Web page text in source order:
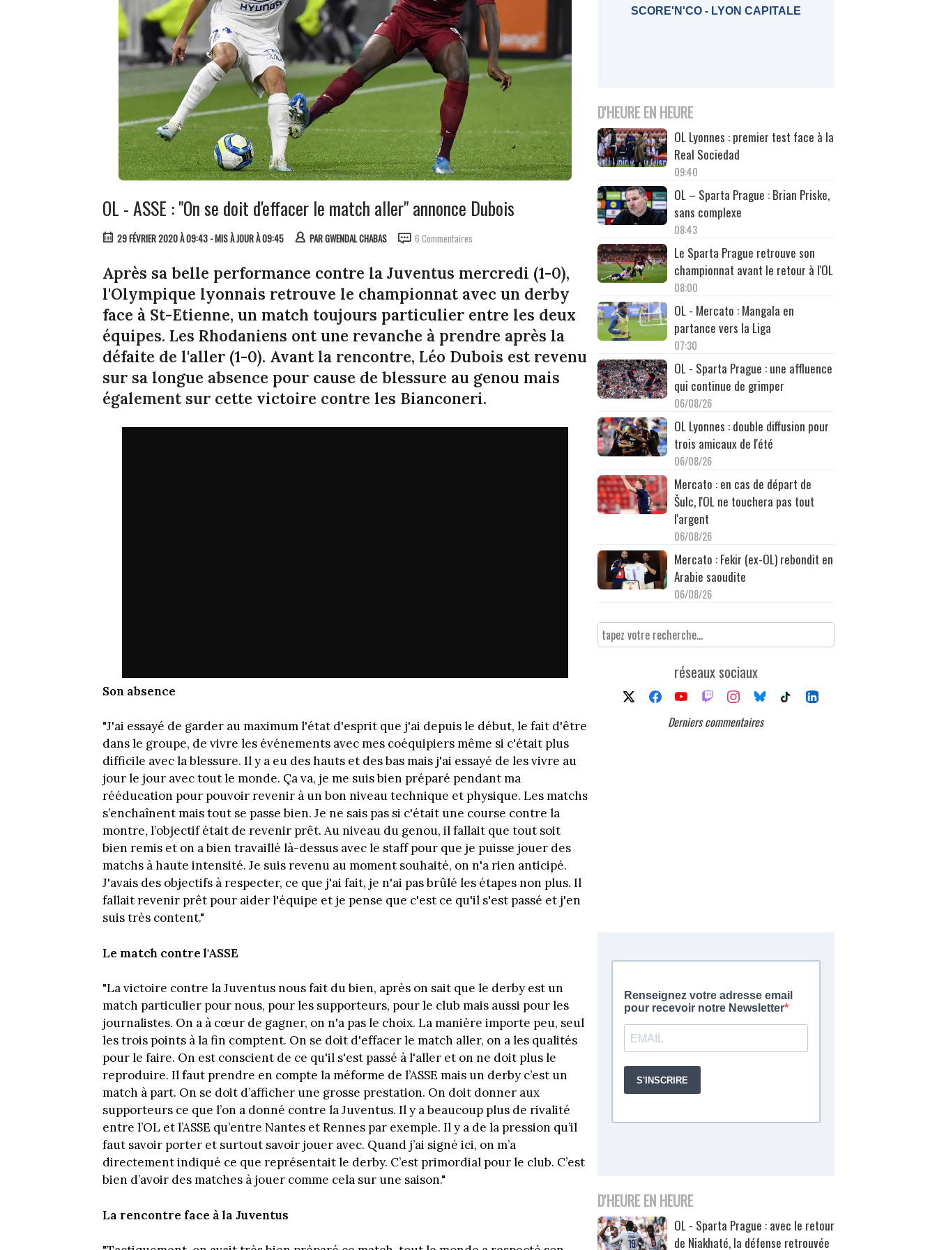
OL - ASSE : "On se doit d'effacer le match aller" annonce Dubois
29 FÉVRIER 2020 À 09:43 - MIS À JOUR À 09:45 PARGWENDAL CHABAS 6 Commentaires
Après sa belle performance contre la Juventus mercredi (1-0),
l'Olympique lyonnais retrouve le championnat avec un derby
face à St-Etienne, un match toujours particulier entre les deux
équipes. Les Rhodaniens ont une revanche à prendre après la
défaite de l'aller (1-0). Avant la rencontre, Léo Dubois est revenu
sur sa longue absence pour cause de blessure au genou mais
également sur cette victoire contre les Bianconeri.
Son absence
"J'ai essayé de garder au maximum l'état d'esprit que j'ai depuis le début, le fait d'être
dans le groupe, de vivre les événements avec mes coéquipiers même si c'était plus
difficile avec la blessure. Il y a eu des hauts et des bas mais j'ai essayé de les vivre au
jour le jour avec tout le monde. Ça va, je me suis bien préparé pendant ma
rééducation pour pouvoir revenir à un bon niveau technique et physique. Les matchs
s’enchaînent mais tout se passe bien. Je ne sais pas si c'était une course contre la
montre, l’objectif était de revenir prêt. Au niveau du genou, il fallait que tout soit
bien remis et on a bien travaillé là-dessus avec le staff pour que je puisse jouer des
matchs à haute intensité. Je suis revenu au moment souhaité, on n'a rien anticipé.
J'avais des objectifs à respecter, ce que j'ai fait, je n'ai pas brûlé les étapes non plus. Il
fallait revenir prêt pour aider l'équipe et je pense que c'est ce qu'il s'est passé et j'en
suis très content."
Le match contre l'ASSE
"La victoire contre la Juventus nous fait du bien, après on sait que le derby est un
match particulier pour nous, pour les supporteurs, pour le club mais aussi pour les
journalistes. On a à cœur de gagner, on n'a pas le choix. La manière importe peu, seul
les trois points à la fin comptent. On se doit d'effacer le match aller, on a les qualités
pour le faire. On est conscient de ce qu'il s'est passé à l'aller et on ne doit plus le
reproduire. Il faut prendre en compte la méforme de l’ASSE mais un derby c’est un
match à part. On se doit d’afficher une grosse prestation. On doit donner aux
supporteurs ce que l’on a donné contre la Juventus. Il y a beaucoup plus de rivalité
entre l’OL et l’ASSE qu’entre Nantes et Rennes par exemple. Il y a de la pression qu’il
faut savoir porter et surtout savoir jouer avec. Quand j’ai signé ici, on m’a
directement indiqué ce que représentait le derby. C’est primordial pour le club. C’est
bien d’avoir des matches à jouer comme cela sur une saison."
La rencontre face à la Juventus
SCORE'N'CO - LYON CAPITALE
D'HEURE EN HEURE
OL Lyonnes : premier test face à la
Real Sociedad
09:40
OL – Sparta Prague : Brian Priske,
sans complexe
08:43
Le Sparta Prague retrouve son
championnat avant le retour à l'OL
08:00
OL - Mercato : Mangala en
partance vers la Liga
07:30
OL - Sparta Prague : une affluence
qui continue de grimper
06/08/26
OL Lyonnes : double diffusion pour
trois amicaux de l'été
06/08/26
Mercato : en cas de départ de
Šulc, l'OL ne touchera pas tout
l'argent
06/08/26
Mercato : Fekir (ex-OL) rebondit en
Arabie saoudite
06/08/26
réseaux sociaux
Derniers commentaires
D'HEURE EN HEURE
OL - Sparta Prague : avec le retour
de Niakhaté, la défense retrouvée